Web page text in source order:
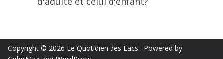
Copyright © 2026 Le Quotidien des Lacs . Powered by